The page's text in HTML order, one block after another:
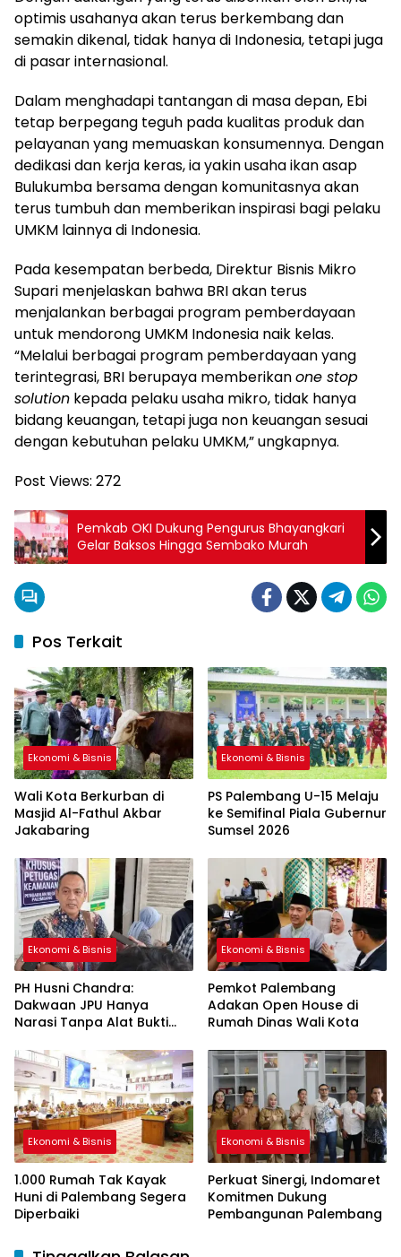
optimis usahanya akan terus berkembang dan
semakin dikenal, tidak hanya di Indonesia, tetapi juga
di pasar internasional.
Dalam menghadapi tantangan di masa depan, Ebi
tetap berpegang teguh pada kualitas produk dan
pelayanan yang memuaskan konsumennya. Dengan
dedikasi dan kerja keras, ia yakin usaha ikan asap
Bulukumba bersama dengan komunitasnya akan
terus tumbuh dan memberikan inspirasi bagi pelaku
UMKM lainnya di Indonesia.
Pada kesempatan berbeda, Direktur Bisnis Mikro
Supari menjelaskan bahwa BRI akan terus
menjalankan berbagai program pemberdayaan
untuk mendorong UMKM Indonesia naik kelas.
“Melalui berbagai program pemberdayaan yang
terintegrasi, BRI berupaya memberikanone stop
solution kepada pelaku usaha mikro, tidak hanya
bidang keuangan, tetapi juga non keuangan sesuai
dengan kebutuhan pelaku UMKM,” ungkapnya.
Post Views: 272
Pemkab OKI Dukung Pengurus Bhayangkari
Gelar Baksos Hingga Sembako Murah
Pos Terkait
Ekonomi & Bisnis
Wali Kota Berkurban di
Masjid Al-Fathul Akbar
Jakabaring
Ekonomi & Bisnis
PS Palembang U-15 Melaju
ke Semifinal Piala Gubernur
Sumsel 2026
Ekonomi & Bisnis
PH Husni Chandra:
Dakwaan JPU Hanya
Narasi Tanpa Alat Bukti
Ekonomi & Bisnis
Pemkot Palembang
Adakan Open House di
Rumah Dinas Wali Kota
Ekonomi & Bisnis
1.000 Rumah Tak Kayak
Huni di Palembang Segera
Diperbaiki
Ekonomi & Bisnis
Perkuat Sinergi, Indomaret
Komitmen Dukung
Pembangunan Palembang